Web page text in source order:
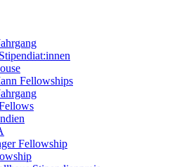
Fellowships
Fellowship